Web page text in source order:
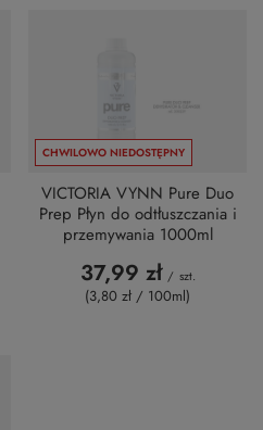
CHWILOWO NIEDOSTĘPNY
VICTORIA VYNN Pure Duo
Prep Płyn do odtłuszczania i
przemywania 1000ml
37,99 zł / szt.
(3,80 zł / 100ml)